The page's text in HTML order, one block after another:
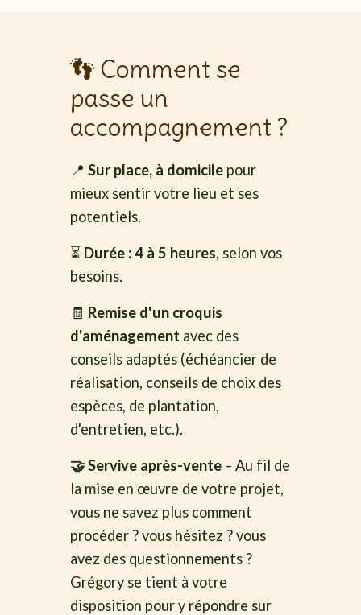
👣 Comment se
passe un
accompagnement ?
📍 Sur place, à domicilepour
mieux sentir votre lieu et ses
potentiels.
⏳ Durée : 4 à 5 heures, selon vos
besoins.
🧾 Remise d'un croquis
d'aménagement avec des
conseils adaptés (échéancier de
réalisation, conseils de choix des
espèces, de plantation,
d'entretien, etc.).
🤝 Servive après-vente– Au fil de
la mise en œuvre de votre projet,
vous ne savez plus comment
procéder ? vous hésitez ? vous
avez des questionnements ?
Grégory se tient à votre
disposition pour y répondre sur